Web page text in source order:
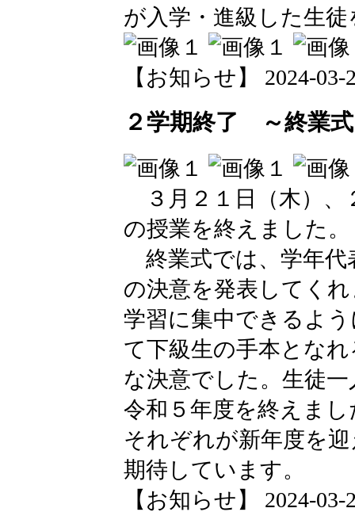
が入学・進級した生
【お知らせ】 2024-03-
２学期終了 ～終業
３月２１日（木）、
の授業を終えました。
終業式では、学年代
の決意を発表してく
学習に集中できるよ
て下級生の手本とな
な決意でした。生徒
令和５年度を終えま
それぞれが新年度を
期待しています。
【お知らせ】 2024-03-